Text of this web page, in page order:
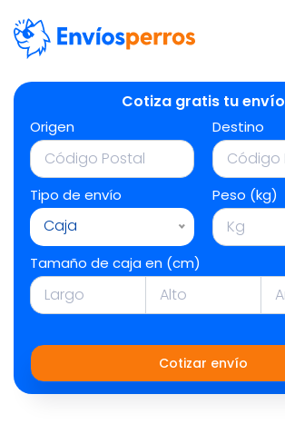
Cotiza gratis tu envío
Origen Destino
Tipo de envío
Caja
Peso (kg)
Tamaño de caja en (cm)
Cotizar envío